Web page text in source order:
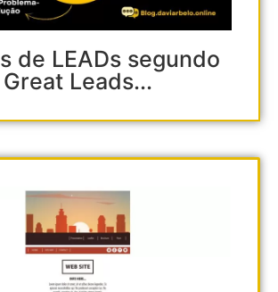
de LEADs segundo
Leads...